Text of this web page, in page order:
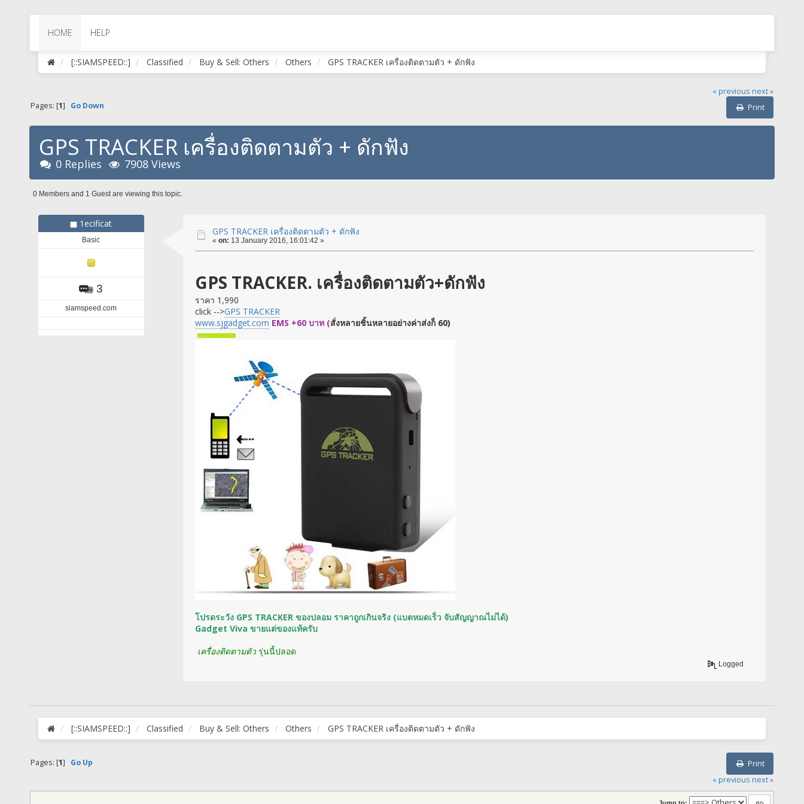
HOME HELP
[::SIAMSPEED::] Classified Buy & Sell: Others Others GPS TRACKER เครื่องติดตามตัว + ดักฟัง
« previous next »
Print
Pages: [1] Go Down
GPS TRACKER เครื่องติดตามตัว + ดักฟัง
0 Replies 7908 Views
0 Members and 1 Guest are viewing this topic.
1ecificat
Basic
3
siamspeed.com
GPS TRACKER เครื่องติดตามตัว + ดักฟัง
«on: 13 January 2016, 16:01:42 »
GPS TRACKER. เครื่องติดตามตัว+ดักฟัง
ราคา 1,990
click -->GPS TRACKER
www.sjgadget.com EMS +60 บาท (สั่งหลายชิ้นหลายอย่างค่าส่งก็ 60)
โปรดระวัง GPS TRACKER ของปลอม ราคาถูกเกินจริง (แบตหมดเร็ว จับสัญญาณไม่ได้)
Gadget Viva ขายแต่ของแท้ครับ
เครื่องติดตามตัวรุ่นนี้ปลอด
Logged
[::SIAMSPEED::] Classified Buy & Sell: Others Others GPS TRACKER เครื่องติดตามตัว + ดักฟัง
Print
Pages: [1] Go Up
« previous next »